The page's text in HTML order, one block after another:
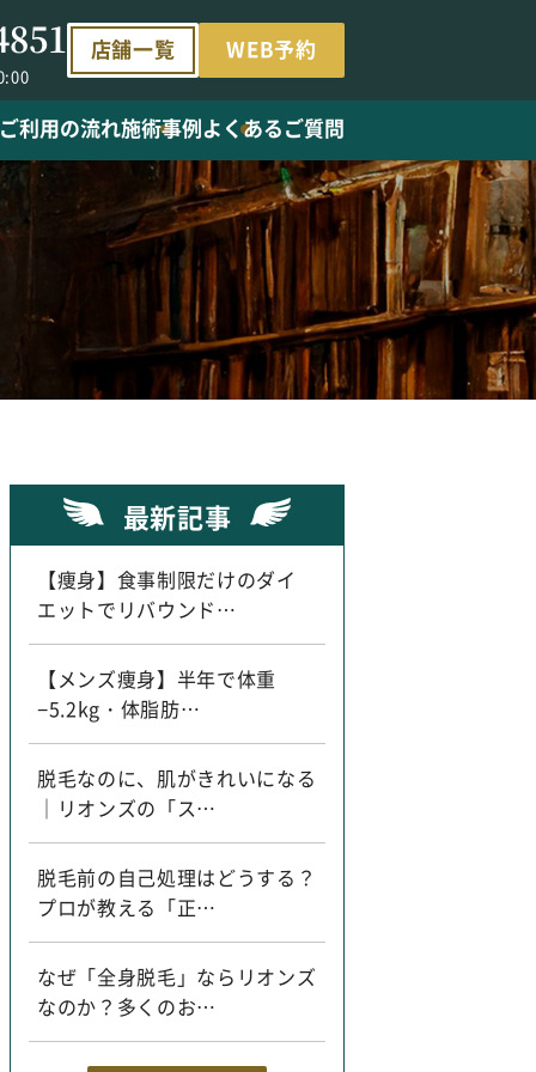
店舗一覧 WEB予約
ご利用の流れ施術事例よくあるご質問
最新記事
【痩身】食事制限だけのダイ
エットでリバウンド…
【メンズ痩身】半年で体重
−5.2kg・体脂肪…
脱毛なのに、肌がきれいになる
｜リオンズの「ス…
脱毛前の自己処理はどうする？
プロが教える「正…
なぜ「全身脱毛」ならリオンズ
なのか？多くのお…